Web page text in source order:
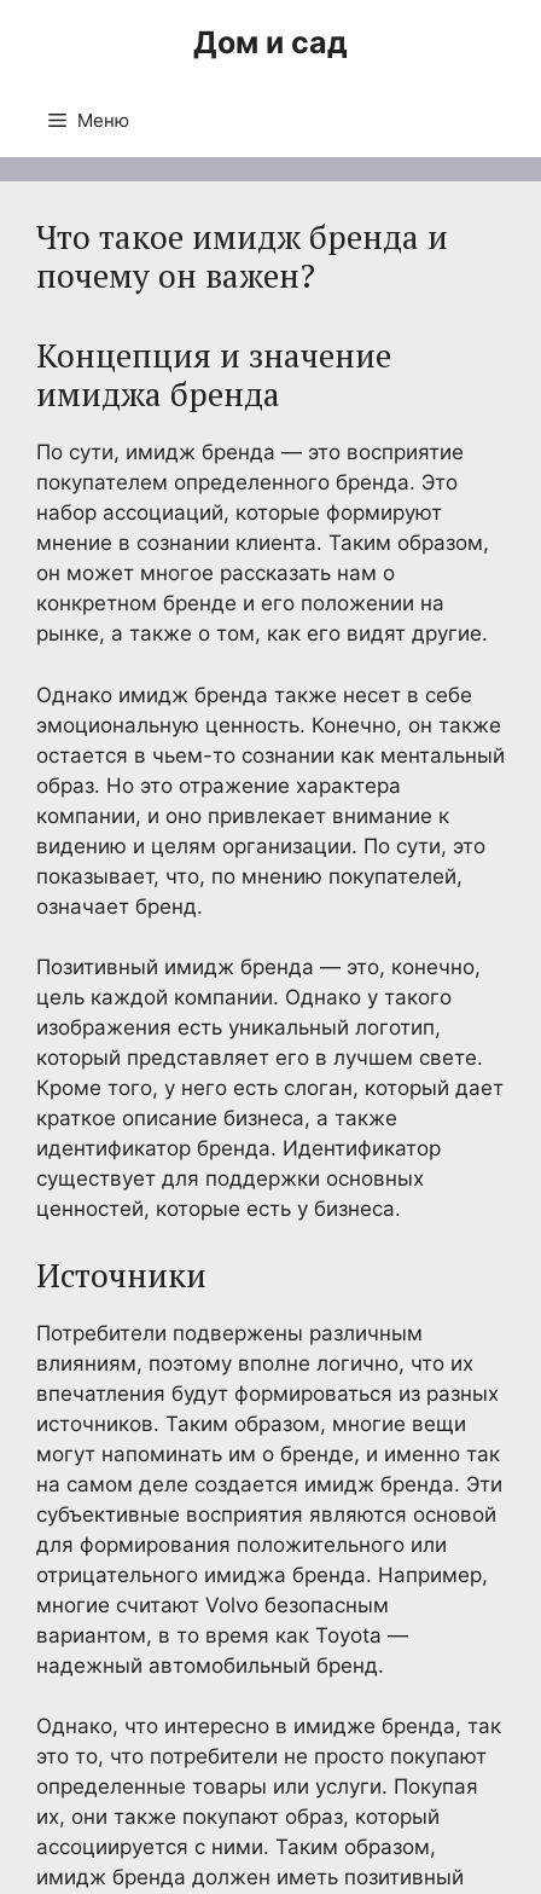
Дом и сад
Меню
Что такое имидж бренда и
почему он важен?
Концепция и значение
имиджа бренда
По сути, имидж бренда — это восприятие
покупателем определенного бренда. Это
набор ассоциаций, которые формируют
мнение в сознании клиента. Таким образом,
он может многое рассказать нам о
конкретном бренде и его положении на
рынке, а также о том, как его видят другие.
Однако имидж бренда также несет в себе
эмоциональную ценность. Конечно, он также
остается в чьем-то сознании как ментальный
образ. Но это отражение характера
компании, и оно привлекает внимание к
видению и целям организации. По сути, это
показывает, что, по мнению покупателей,
означает бренд.
Позитивный имидж бренда — это, конечно,
цель каждой компании. Однако у такого
изображения есть уникальный логотип,
который представляет его в лучшем свете.
Кроме того, у него есть слоган, который дает
краткое описание бизнеса, а также
идентификатор бренда. Идентификатор
существует для поддержки основных
ценностей, которые есть у бизнеса.
Источники
Потребители подвержены различным
влияниям, поэтому вполне логично, что их
впечатления будут формироваться из разных
источников. Таким образом, многие вещи
могут напоминать им о бренде, и именно так
на самом деле создается имидж бренда. Эти
субъективные восприятия являются основой
для формирования положительного или
отрицательного имиджа бренда. Например,
многие считают Volvo безопасным
вариантом, в то время как Toyota —
надежный автомобильный бренд.
Однако, что интересно в имидже бренда, так
это то, что потребители не просто покупают
определенные товары или услуги. Покупая
их, они также покупают образ, который
ассоциируется с ними. Таким образом,
имидж бренда должен иметь позитивный